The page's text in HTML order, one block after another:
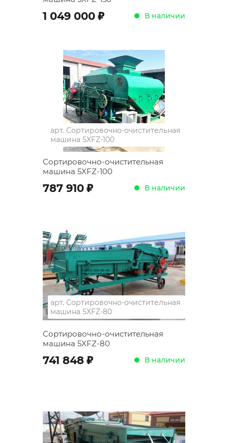
1 049 000 ; В наличии
арт. Сортировочно-очистительная
машина 5XFZ-100
Сортировочно-очистительная
машина 5XFZ-100
787 910 ; В наличии
арт. Сортировочно-очистительная
машина 5XFZ-80
Сортировочно-очистительная
машина 5XFZ-80
741 848 ; В наличии